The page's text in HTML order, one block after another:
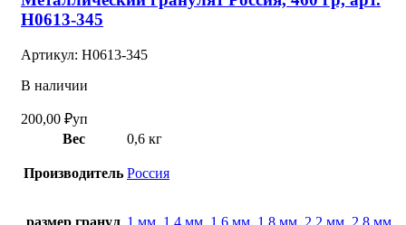
Н0613-345
Артикул: Н0613-345
В наличии
200,00 ₽уп
Вес
0,6 кг
Производитель Россия
размер гранул 1 мм, 1.4 мм, 1.6 мм, 1.8 мм, 2.2 мм, 2.8 мм